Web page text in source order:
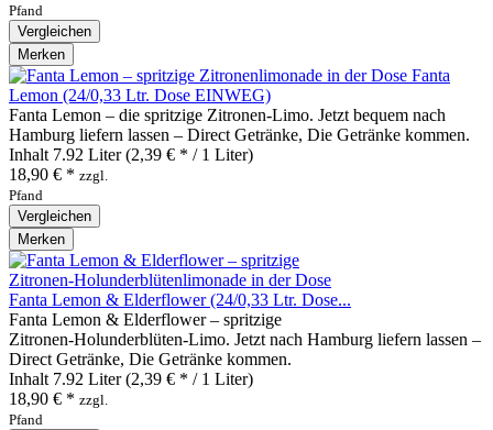
Pfand
Vergleichen
Merken
Fanta
Lemon (24/0,33 Ltr. Dose EINWEG)
Fanta Lemon – die spritzige Zitronen‑Limo. Jetzt bequem nach
Hamburg liefern lassen – Direct Getränke, Die Getränke kommen.
Inhalt 7.92 Liter(2,39 € * / 1 Liter)
18,90 € * zzgl.
Pfand
Vergleichen
Merken
Fanta Lemon & Elderflower (24/0,33 Ltr. Dose...
Fanta Lemon & Elderflower – spritzige
Zitronen‑Holunderblüten‑Limo. Jetzt nach Hamburg liefern lassen –
Direct Getränke, Die Getränke kommen.
Inhalt 7.92 Liter(2,39 € * / 1 Liter)
18,90 € * zzgl.
Pfand